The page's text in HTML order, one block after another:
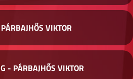
VIKTOR
- PÁRBAJHŐS VIKTOR